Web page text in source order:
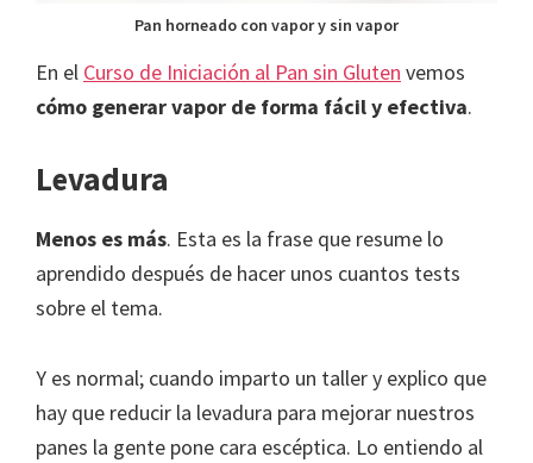
Pan horneado con vapor y sin vapor
En el Curso de Iniciación al Pan sin Gluten vemos
cómo generar vapor de forma fácil y efectiva.
Levadura
Menos es más. Esta es la frase que resume lo
aprendido después de hacer unos cuantos tests
sobre el tema.
Y es normal; cuando imparto un taller y explico que
hay que reducir la levadura para mejorar nuestros
panes la gente pone cara escéptica. Lo entiendo al